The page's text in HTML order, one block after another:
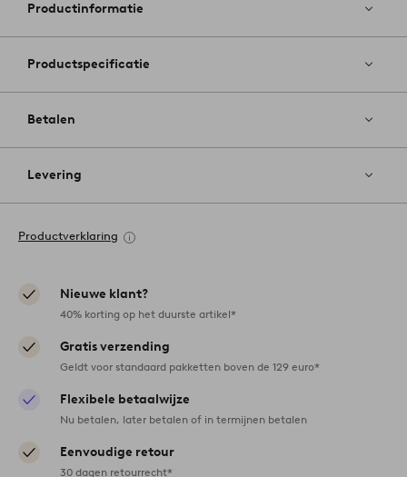
Productinformatie
Productspecificatie
Betalen
Levering
Productverklaring
Nieuwe klant?
40% korting op het duurste artikel*
Gratis verzending
Geldt voor standaard pakketten boven de 129 euro*
Flexibele betaalwijze
Nu betalen, later betalen of in termijnen betalen
Eenvoudige retour
30 dagen retourrecht*